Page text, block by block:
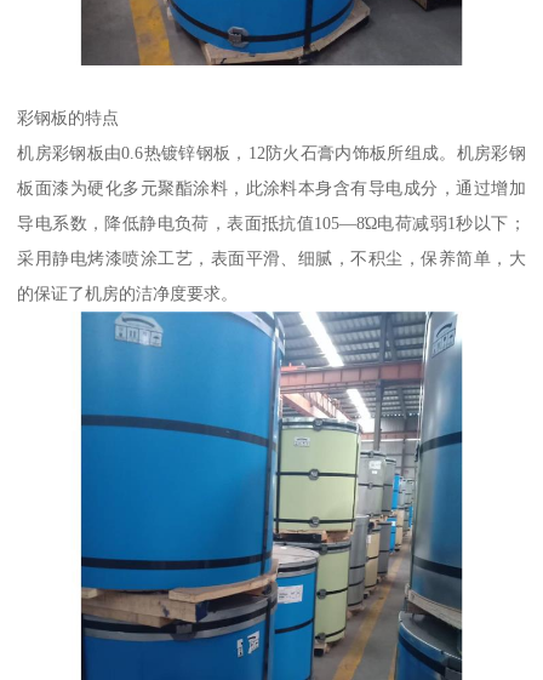
彩钢板的特点
机房彩钢板由0.6热镀锌钢板，12防火石膏内饰板所组成。机房彩钢
板面漆为硬化多元聚酯涂料，此涂料本身含有导电成分，通过增加
导电系数，降低静电负荷，表面抵抗值105—8Ώ电荷减弱1秒以下；
采用静电烤漆喷涂工艺，表面平滑、细腻，不积尘，保养简单，大
的保证了机房的洁净度要求。